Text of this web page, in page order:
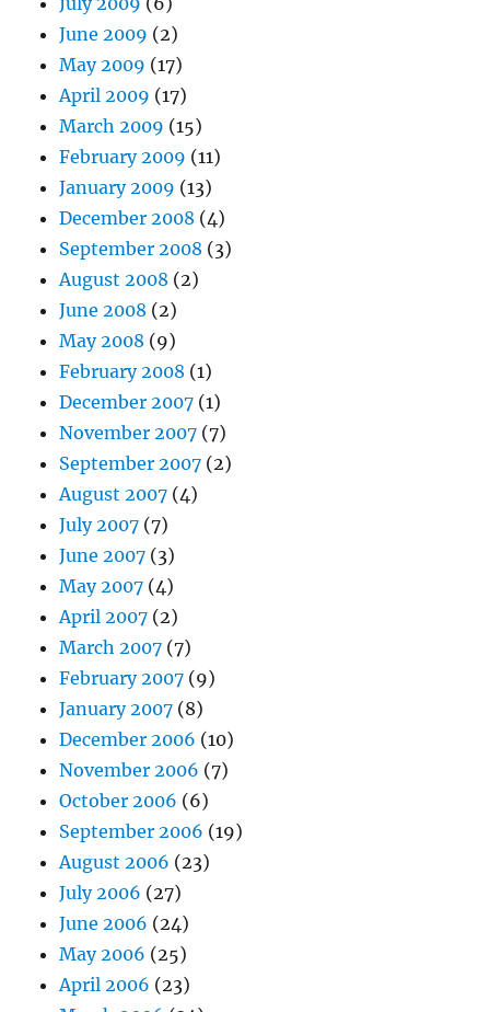
June 2009 (2)
May 2009 (17)
April 2009 (17)
March 2009 (15)
February 2009 (11)
January 2009 (13)
December 2008 (4)
September 2008 (3)
August 2008 (2)
June 2008 (2)
May 2008 (9)
February 2008 (1)
December 2007 (1)
November 2007 (7)
September 2007 (2)
August 2007 (4)
July 2007 (7)
June 2007 (3)
May 2007 (4)
April 2007 (2)
March 2007 (7)
February 2007 (9)
January 2007 (8)
December 2006 (10)
November 2006 (7)
October 2006 (6)
September 2006 (19)
August 2006 (23)
July 2006 (27)
June 2006 (24)
May 2006 (25)
April 2006 (23)